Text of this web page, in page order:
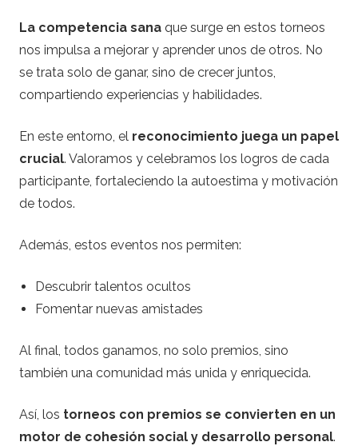
La competencia sana que surge en estos torneos
nos impulsa a mejorar y aprender unos de otros. No
se trata solo de ganar, sino de crecer juntos,
compartiendo experiencias y habilidades.
En este entorno, el reconocimiento juega un papel
crucial. Valoramos y celebramos los logros de cada
participante, fortaleciendo la autoestima y motivación
de todos.
Además, estos eventos nos permiten:
Descubrir talentos ocultos
Fomentar nuevas amistades
Al final, todos ganamos, no solo premios, sino
también una comunidad más unida y enriquecida.
Así, los torneos con premios se convierten en un
motor de cohesión social y desarrollo personal.